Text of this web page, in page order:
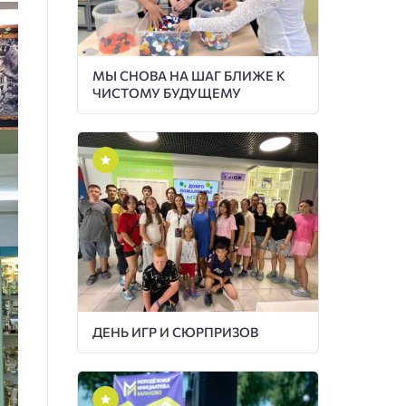
МЫ СНОВА НА ШАГ БЛИЖЕ К
ЧИСТОМУ БУДУЩЕМУ
ДЕНЬ ИГР И СЮРПРИЗОВ